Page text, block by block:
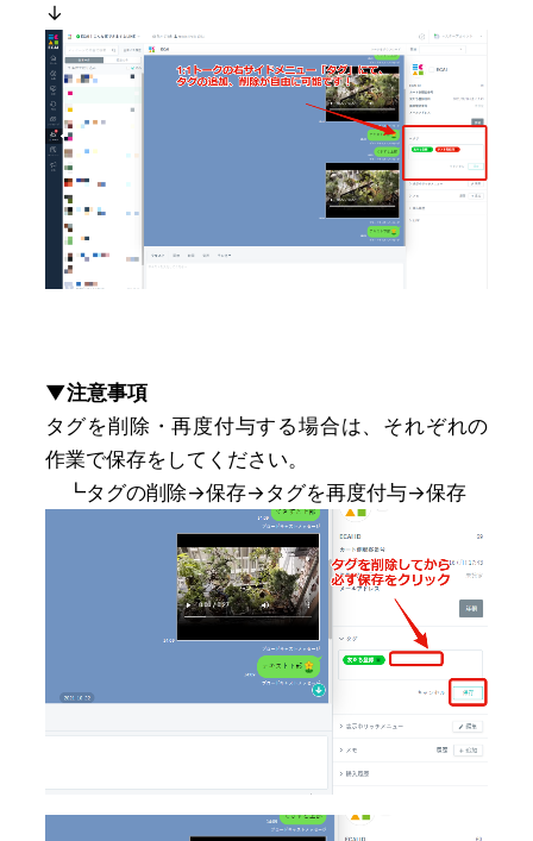
↓
▼注意事項
タグを削除・再度付与する場合は、それぞれの
作業で保存をしてください。
┗タグの削除→保存→タグを再度付与→保存